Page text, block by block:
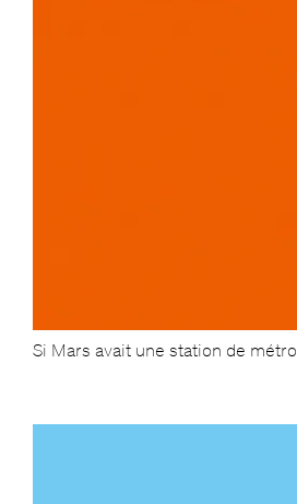
Si Mars avait une station de métro